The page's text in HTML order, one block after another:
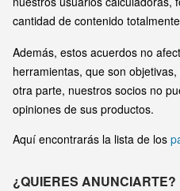
cantidad de contenido
Además, estos acuerdos no
herramientas, que son
otra parte, nuestros socios no
opiniones de sus productos.
Aquí encontrarás la lista de los
¿QUIERES ANUNCIARTE?